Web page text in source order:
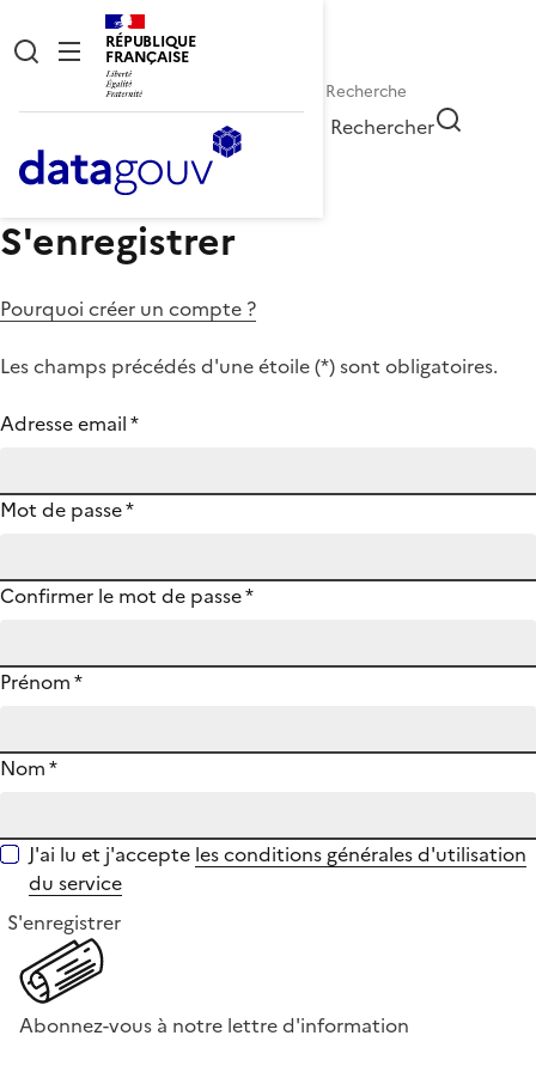
RÉPUBLIQUE
FRANÇAISE
Rechercher
S'enregistrer
Pourquoi créer un compte ?
Les champs précédés d'une étoile (*) sont obligatoires.
Adresse email*
Mot de passe*
Confirmer le mot de passe*
Prénom*
Nom*
J'ai lu et j'accepte les conditions générales d'utilisation
du service
S'enregistrer
Abonnez-vous à notre lettre d'information